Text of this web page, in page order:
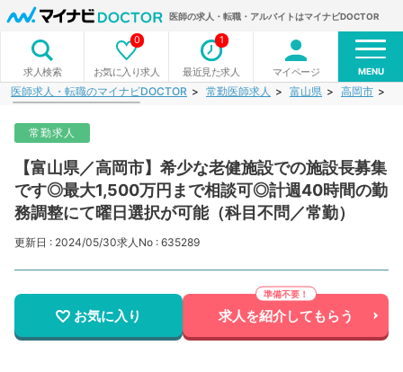
医師の求人・転職・アルバイトはマイナビDOCTOR
求人検索 お気に入り求人
0
最近見た求人
1
マイページ MENU
医師求人・転職のマイナビDOCTOR 常勤医師求人 富山県 高岡市
常勤求人
【富山県／高岡市】希少な老健施設での施設長募集
です◎最大1,500万円まで相談可◎計週40時間の勤
務調整にて曜日選択が可能（科目不問／常勤）
更新日 : 2024/05/30求人No : 635289
お気に入り 求人を紹介してもらう